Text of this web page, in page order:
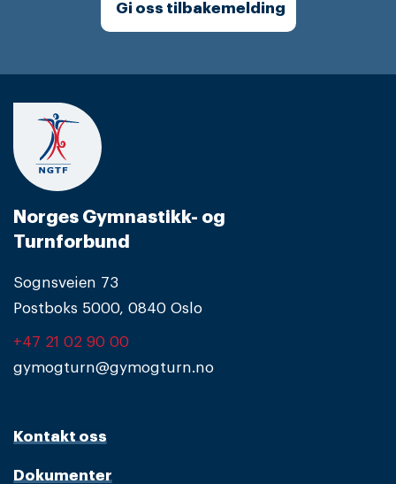
Gi oss tilbakemelding
Norges Gymnastikk- og
Turnforbund
Sognsveien 73
Postboks 5000, 0840 Oslo
+47 21 02 90 00
gymogturn@gymogturn.no
Kontakt oss
Dokumenter